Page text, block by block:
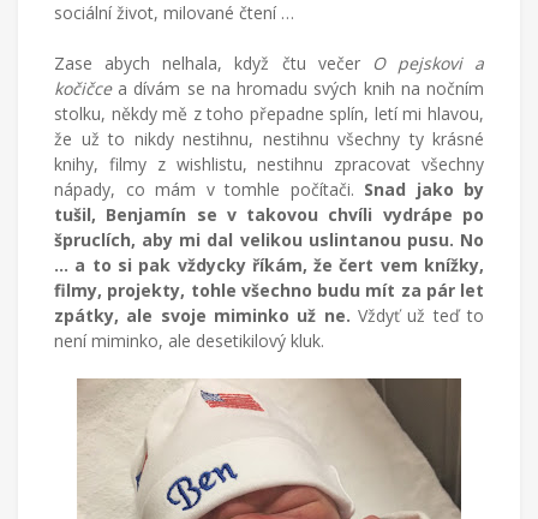
sociální život, milované čtení …
Zase abych nelhala, když čtu večer
O pejskovi a
kočičcea dívám se na hromadu svých knih na nočním
stolku, někdy mě z toho přepadne splín, letí mi hlavou,
že už to nikdy nestihnu, nestihnu všechny ty krásné
knihy, filmy z wishlistu, nestihnu zpracovat všechny
nápady, co mám v tomhle počítači. Snad jako by
tušil, Benjamín se v takovou chvíli vydrápe po
špruclích, aby mi dal velikou uslintanou pusu. No
… a to si pak vždycky říkám, že čert vem knížky,
filmy, projekty, tohle všechno budu mít za pár let
zpátky, ale svoje miminko už ne. Vždyť už teď to
není miminko, ale desetikilový kluk.